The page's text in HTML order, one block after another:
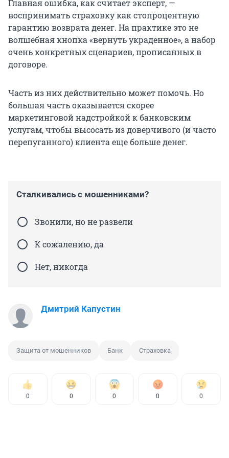
Главная ошибка, как считает эксперт, —
воспринимать страховку как стопроцентную
гарантию возврата денег. На практике это не
волшебная кнопка «вернуть украденное», а набор
очень конкретных сценариев, прописанных в
договоре.
Часть из них действительно может помочь. Но
большая часть оказывается скорее
маркетинговой надстройкой к банковским
услугам, чтобы высосать из доверчивого (и часто
перепуганного) клиента еще больше денег.
Сталкивались с мошенниками?
Звонили, но не развели
К сожалению, да
Нет, никогда
Дмитрий Капустин
Защита от мошенников Банк Страховка
0 0 0 0 0